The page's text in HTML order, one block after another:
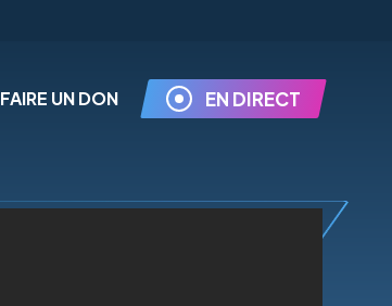
FAIRE UN DON EN DIRECT